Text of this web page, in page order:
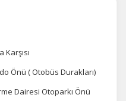
Önü ( Otobüs Durakları)
Dairesi Otoparkı Önü